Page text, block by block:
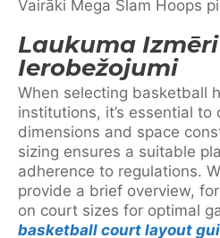
Vairāki Mega Slam Hoops
Laukuma
Ierobežojumi
When selecting basketball
institutions, it’s essential to
dimensions and space
sizing ensures a suitable
adherence to regulations.
provide a brief overview,
on court sizes for optimal
basketball court layout